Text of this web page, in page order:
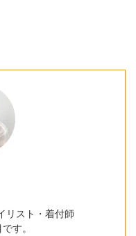
リスト・着付師
す。